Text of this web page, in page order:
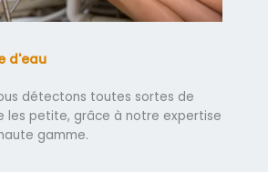
d'eau
détectons toutes sortes de
les petite, grâce à notre expertise
gamme.